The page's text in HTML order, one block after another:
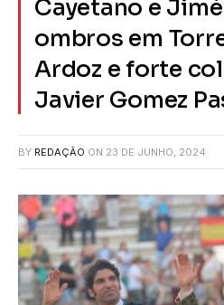
Cayetano e
ombros em
Ardoz e forte
Javier Gomez
BY REDAÇÃO ON 23 DE JUNHO, 2024